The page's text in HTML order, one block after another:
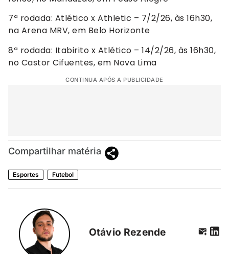
7ª rodada: Atlético x Athletic – 7/2/26, às 16h30,
na Arena MRV, em Belo Horizonte
8ª rodada: Itabirito x Atlético – 14/2/26, às 16h30,
no Castor Cifuentes, em Nova Lima
CONTINUA APÓS A PUBLICIDADE
Compartilhar matéria
Esportes Futebol
Otávio Rezende